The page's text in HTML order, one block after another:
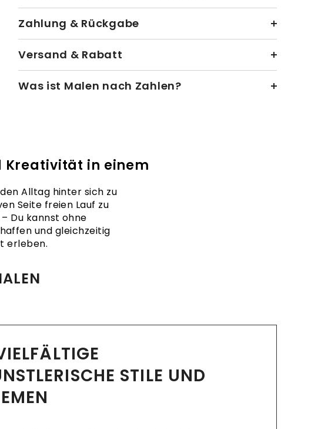
Zahlung & Rückgabe
Versand & Rabatt
Was ist Malen nach Zahlen?
Kreativität in einem
Alltag hinter sich zu
Seite freien Lauf zu
Du kannst ohne
und gleichzeitig
erleben.
STILE UND